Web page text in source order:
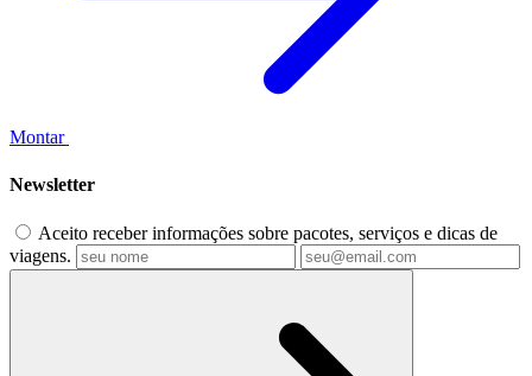
Montar
Newsletter
Aceito receber informações sobre pacotes, serviços e dicas de
viagens.